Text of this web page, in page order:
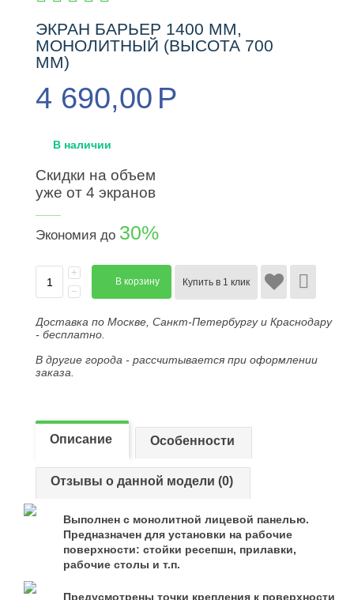
ЭКРАН БАРЬЕР 1400 ММ,
МОНОЛИТНЫЙ (ВЫСОТА 700
ММ)
4 690,00 Р
В наличии
Скидки на объем
уже от 4 экранов
Экономия до 30%
+
−
В корзину Купить в 1 клик
Доставка по Москве, Санкт-Петербургу и Краснодару
- бесплатно.
В другие города - рассчитывается при оформлении
заказа.
Описание Особенности
Отзывы о данной модели (0)
Выполнен с монолитной лицевой панелью.
Предназначен для установки на рабочие
поверхности: стойки ресепшн, прилавки,
рабочие столы и т.п.
Предусмотрены точки крепления к поверхности